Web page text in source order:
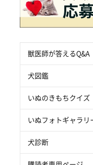
獣医師が答えるQ&A
犬図鑑
いぬのきもちクイズ
いぬフォトギャラリ
犬診断